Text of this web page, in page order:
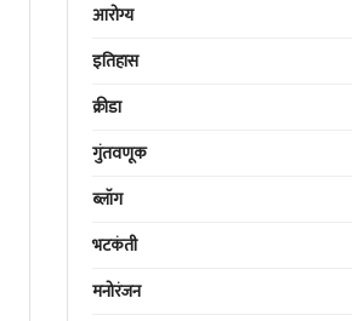
आरोग्य
इतिहास
क्रीडा
गुंतवणूक
ब्लॉग
भटकंती
मनोरंजन